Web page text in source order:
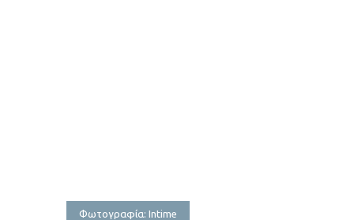
Φωτογραφία: Intime